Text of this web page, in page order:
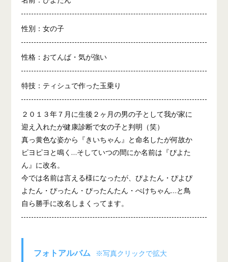
性別：女の子
性格：おてんば・気が強い
特技：ティシュで作った玉乗り
２０１３年７月に生後２ヶ月の男の子として我が家に
迎え入れたが健康診断で女の子と判明（笑）
真っ黄色な姿から『きいちゃん』と命名したが何故か
ピヨピヨと鳴く…そしていつの間にか名前は『ぴよた
ん』に改名。
今では名前は言える様になったが、ぴよたん・ぴよぴ
よたん・ぴったん・ぴったんたん・ぺけちゃん…と鳥
自ら勝手に改名しまくってます。
フォトアルバム ※写真クリックで拡大